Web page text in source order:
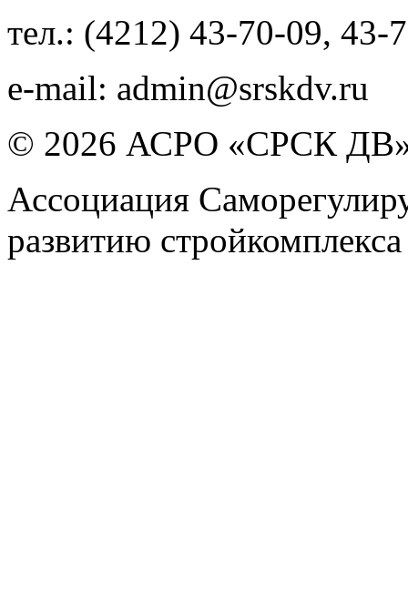
тел.: (4212) 43-70-09, 43-
e-mail: admin@srskdv.ru
© 2026 АСРО «СРСК
Ассоциация
развитию